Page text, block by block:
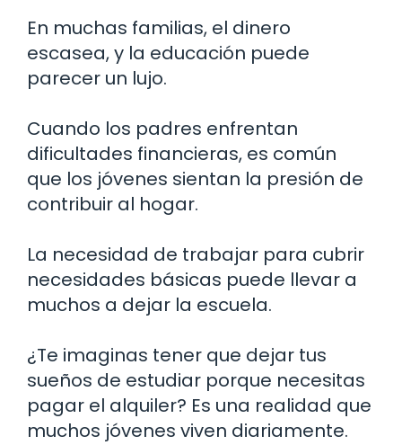
En muchas familias, el dinero
escasea, y la educación puede
parecer un lujo.
Cuando los padres enfrentan
dificultades financieras, es común
que los jóvenes sientan la presión de
contribuir al hogar.
La necesidad de trabajar para cubrir
necesidades básicas puede llevar a
muchos a dejar la escuela.
¿Te imaginas tener que dejar tus
sueños de estudiar porque necesitas
pagar el alquiler? Es una realidad que
muchos jóvenes viven diariamente.